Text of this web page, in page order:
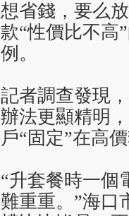
想省錢，要么
款“性價比不高
例。
記者調查發現
辦法更顯精明
戶“固定”在高價
“升套餐時一個
難重重。”海口